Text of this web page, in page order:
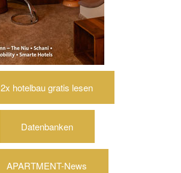
2x hotelbau gratis lesen
Datenbanken
APARTMENT-News